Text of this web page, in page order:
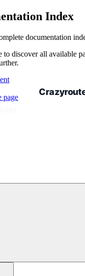
Index
documentation
to discover all available
page